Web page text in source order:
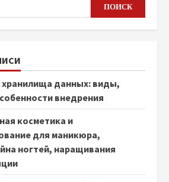
ПОИСК
данных: виды,
внедрения
косметика и
для маникюра,
ногтей, наращивания